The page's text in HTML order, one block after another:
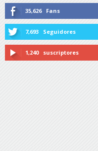
35,626 Fans
7,693 Seguidores
1,240 suscriptores